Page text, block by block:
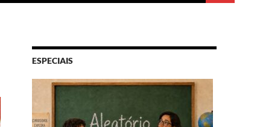
ESPECIAIS